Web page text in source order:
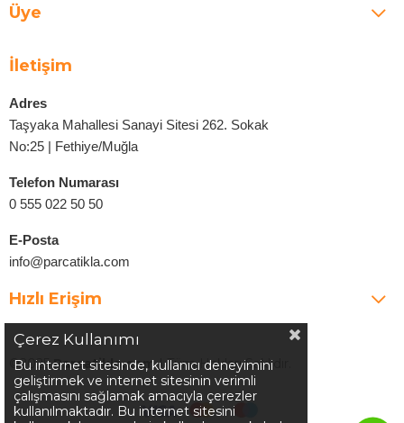
Üye
İletişim
Adres
Taşyaka Mahallesi Sanayi Sitesi 262. Sokak
No:25 | Fethiye/Muğla
Telefon Numarası
0 555 022 50 50
E-Posta
info@parcatikla.com
Hızlı Erişim
©2025Parcatikla.com| Tüm Hakları Saklıdır.
Çerez Kullanımı
Bu internet sitesinde, kullanıcı deneyimini
geliştirmek ve internet sitesinin verimli
çalışmasını sağlamak amacıyla çerezler
kullanılmaktadır. Bu internet sitesini